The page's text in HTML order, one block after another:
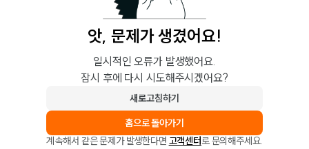
앗, 문제가 생겼어요!
일시적인 오류가 발생했어요.
잠시 후에 다시 시도해주시겠어요?
새로고침하기
홈으로 돌아가기
계속해서 같은 문제가 발생한다면 고객센터로 문의해주세요.